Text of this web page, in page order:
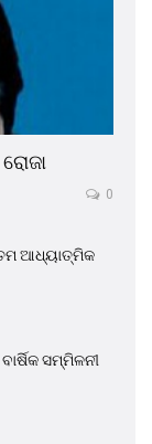
0
ଆଧ୍ୟାତ୍ମିକ
ସମ୍ମିଳନୀ